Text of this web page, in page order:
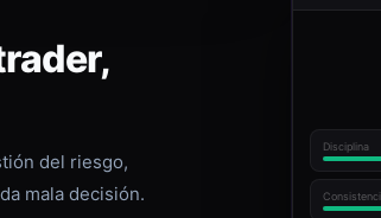
del riesgo,
mala decisión.
Disciplina